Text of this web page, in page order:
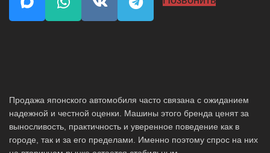
Продажа японского автомобиля часто связана с ожиданием
надежной и честной оценки. Машины этого бренда ценят за
выносливость, практичность и уверенное поведение как в
городе, так и за его пределами. Именно поэтому спрос на них